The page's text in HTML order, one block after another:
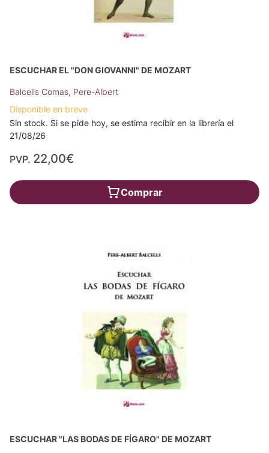
ESCUCHAR EL "DON GIOVANNI" DE MOZART
Balcells Comas, Pere-Albert
Disponible en breve
Sin stock. Si se pide hoy, se estima recibir en la librería el
21/08/26
PVP. 22,00€
Comprar
ESCUCHAR "LAS BODAS DE FÍGARO" DE MOZART